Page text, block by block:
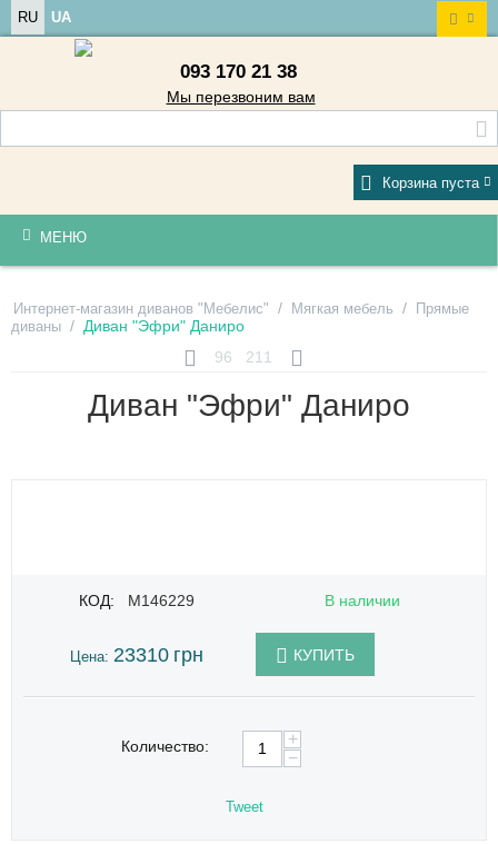
RU UA
093 170 21 38
Мы перезвоним вам
Корзина пуста
МЕНЮ
Интернет-магазин диванов "Мебелис" / Мягкая мебель / Прямые
диваны / Диван "Эфри" Даниро
96
211
Диван "Эфри" Даниро
КОД: M146229 В наличии
Цена: 23310 грн КУПИТЬ
Количество:
+
−
Tweet